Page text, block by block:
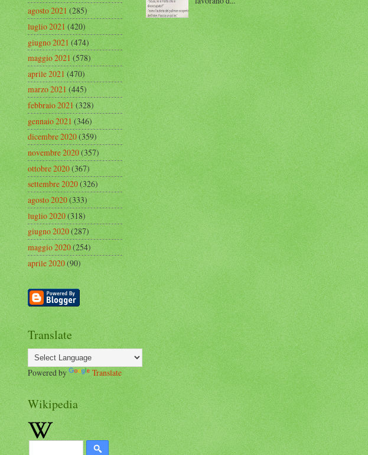
agosto 2021(285)
luglio 2021(420)
giugno 2021(474)
maggio 2021(578)
aprile 2021(470)
marzo 2021(445)
febbraio 2021(328)
gennaio 2021(346)
dicembre 2020(359)
novembre 2020(357)
ottobre 2020(367)
settembre 2020(326)
agosto 2020(333)
luglio 2020(318)
giugno 2020(287)
maggio 2020(254)
aprile 2020(90)
Translate
Powered by Translate
Wikipedia